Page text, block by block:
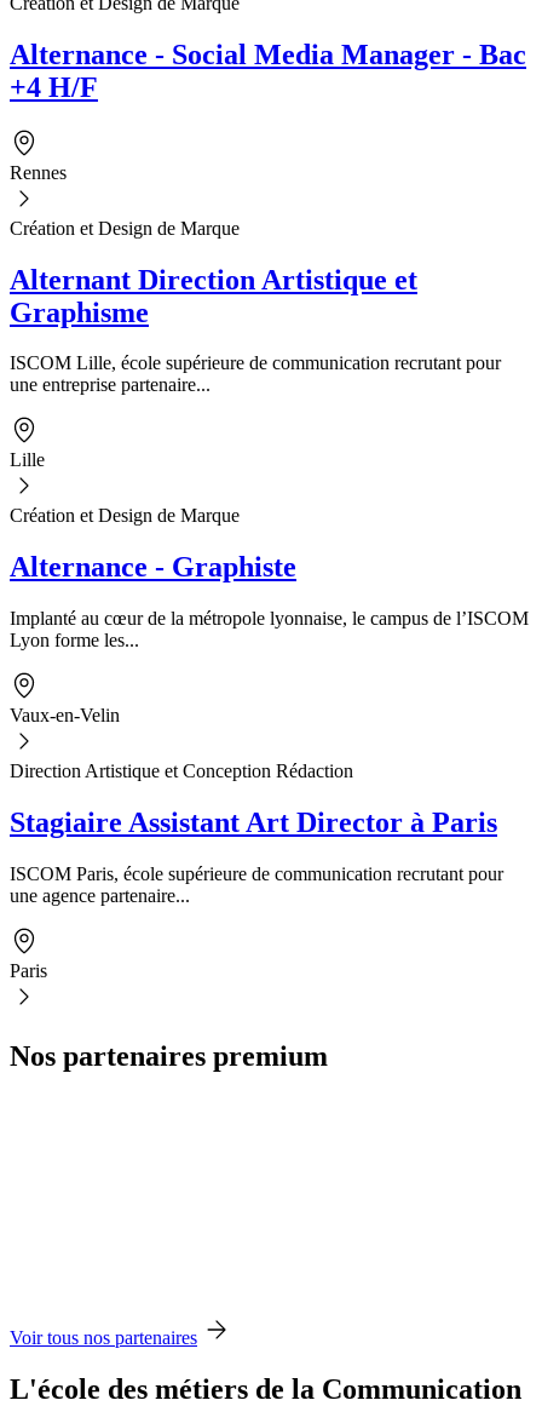
Alternance - Social Media Manager - Bac
+4 H/F
Rennes
Création et Design de Marque
Alternant Direction Artistique et
Graphisme
ISCOM Lille, école supérieure de communication recrutant pour
une entreprise partenaire...
Lille
Création et Design de Marque
Alternance - Graphiste
Implanté au cœur de la métropole lyonnaise, le campus de l’ISCOM
Lyon forme les...
Vaux-en-Velin
Direction Artistique et Conception Rédaction
Stagiaire Assistant Art Director à Paris
ISCOM Paris, école supérieure de communication recrutant pour
une agence partenaire...
Paris
Nos partenaires premium
Voir tous nos partenaires
L'école des métiers de la Communication